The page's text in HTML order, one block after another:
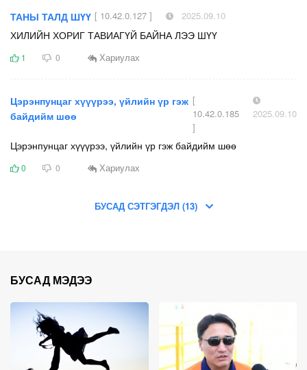
ТАНЫ ТАЛД ШҮҮ [ 10.42.0.127 ] 2025.09.10
ХИЛИЙН ХОРИГ ТАВИАГҮЙ БАЙНА ЛЭЭ ШҮҮ
1 0 Хариулах
Цэрэнпунцаг хүүүрээ, үйлийн үр гэж
байдийм шөө
[
10.42.0.185
]
2025.09.10
Цэрэнпунцаг хүүүрээ, үйлийн үр гэж байдийм шөө
0 0 Хариулах
БУСАД СЭТГЭГДЭЛ (13)
БУСАД МЭДЭЭ